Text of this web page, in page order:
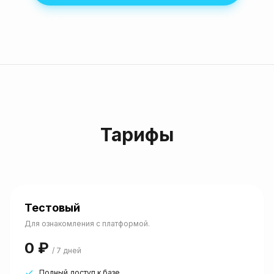
Тарифы
Тестовый
Для ознакомления с платформой.
0 ₽ / 7 дней